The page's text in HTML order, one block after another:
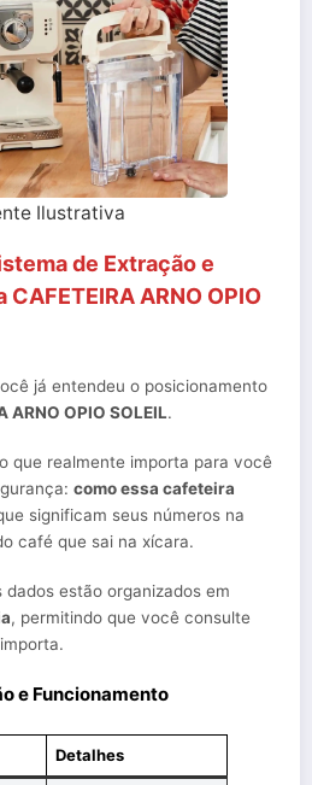
Ilustrativa
de Extração e
ARNO OPIO
já entendeu o posicionamento
ARNO OPIO SOLEIL.
que realmente importa para você
como essa cafeteira
significam seus números na
café que sai na xícara.
estão organizados em
, permitindo que você consulte
e Funcionamento
Detalhes